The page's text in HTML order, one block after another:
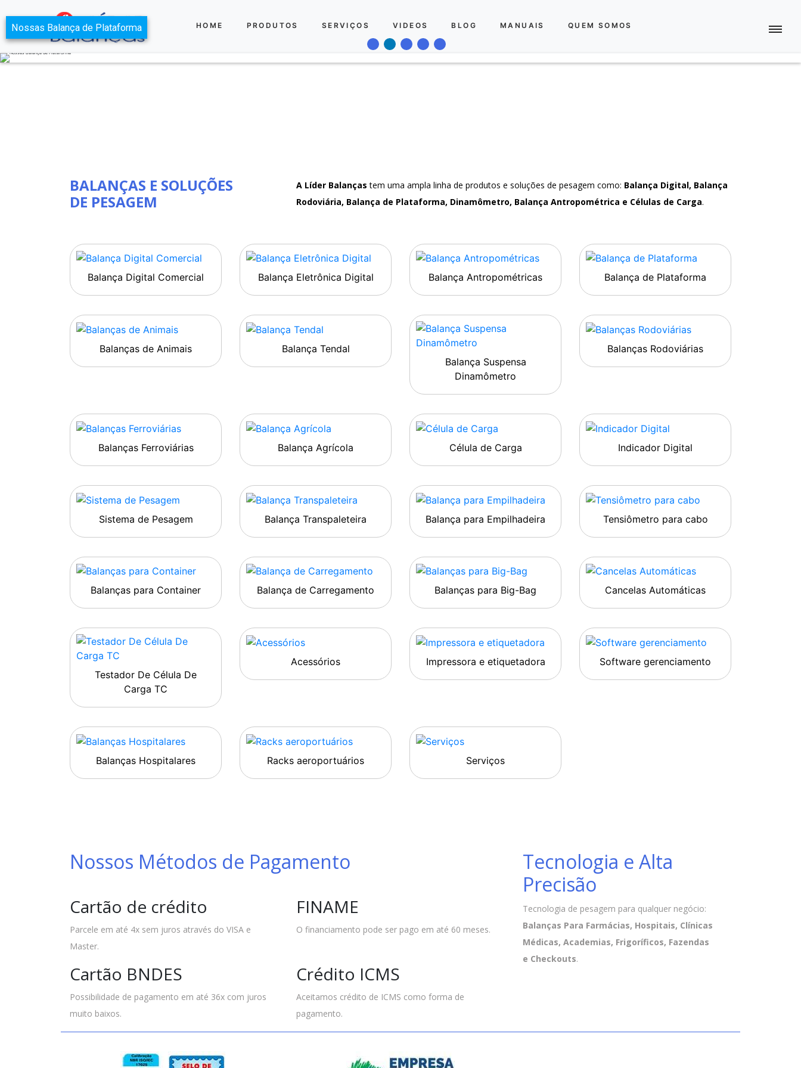
HOME PRODUTOS SERVIÇOS VIDEOS BLOG MANUAIS QUEM SOMOS
Nossas Balança de Plataforma
BALANÇAS E SOLUÇÕES
DE PESAGEM
A Líder Balanças tem uma ampla linha de produtos e soluções de pesagem como: Balança Digital, Balança
Rodoviária, Balança de Plataforma, Dinamômetro, Balança Antropométrica e Células de Carga.
Balança Digital Comercial Balança Eletrônica Digital Balança Antropométricas Balança de Plataforma
Balanças de Animais
Balança Tendal
Balança Suspensa
Dinamômetro
Balanças Rodoviárias
Balanças Ferroviárias Balança Agrícola Célula de Carga Indicador Digital
Sistema de Pesagem Balança Transpaleteira Balança para Empilhadeira Tensiômetro para cabo
Balanças para Container Balança de Carregamento Balanças para Big-Bag Cancelas Automáticas
Testador De Célula De
Carga TC
Acessórios Impressora e etiquetadora Software gerenciamento
Balanças Hospitalares Racks aeroportuários Serviços
Nossos Métodos de Pagamento
Cartão de crédito
Parcele em até 4x sem juros através do VISA e
Master.
FINAME
O financiamento pode ser pago em até 60 meses.
Cartão BNDES
Possibilidade de pagamento em até 36x com juros
muito baixos.
Crédito ICMS
Aceitamos crédito de ICMS como forma de
pagamento.
Tecnologia e Alta
Precisão
Tecnologia de pesagem para qualquer negócio:
Balanças Para Farmácias, Hospitais, Clínicas
Médicas, Academias, Frigoríficos, Fazendas
e Checkouts.